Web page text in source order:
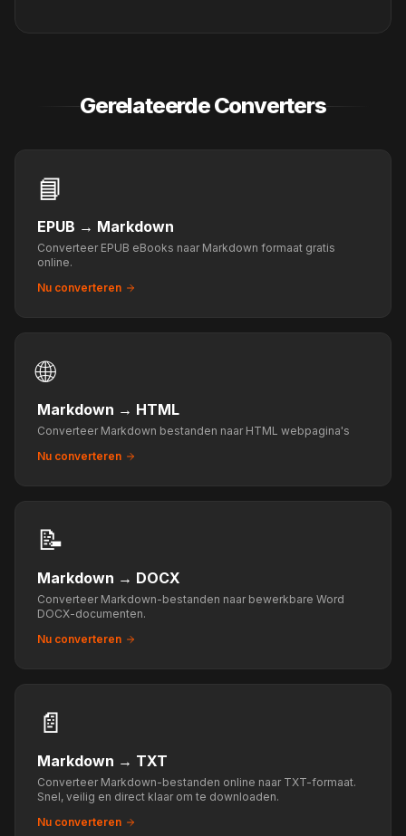
Gerelateerde Converters
📘
EPUB → Markdown
Converteer EPUB eBooks naar Markdown formaat gratis
online.
Nu converteren
🌐
Markdown → HTML
Converteer Markdown bestanden naar HTML webpagina's
Nu converteren
📝
Markdown → DOCX
Converteer Markdown-bestanden naar bewerkbare Word
DOCX-documenten.
Nu converteren
📄
Markdown → TXT
Converteer Markdown-bestanden online naar TXT-formaat.
Snel, veilig en direct klaar om te downloaden.
Nu converteren